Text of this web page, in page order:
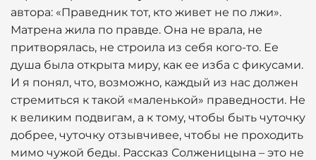
автора: «Праведник тот, кто живет не по лжи».
Матрена жила по правде. Она не врала, не
притворялась, не строила из себя кого-то. Ее
душа была открыта миру, как ее изба с фикусами.
И я понял, что, возможно, каждый из нас должен
стремиться к такой «маленькой» праведности. Не
к великим подвигам, а к тому, чтобы быть чуточку
добрее, чуточку отзывчивее, чтобы не проходить
мимо чужой беды. Рассказ Солженицына – это не